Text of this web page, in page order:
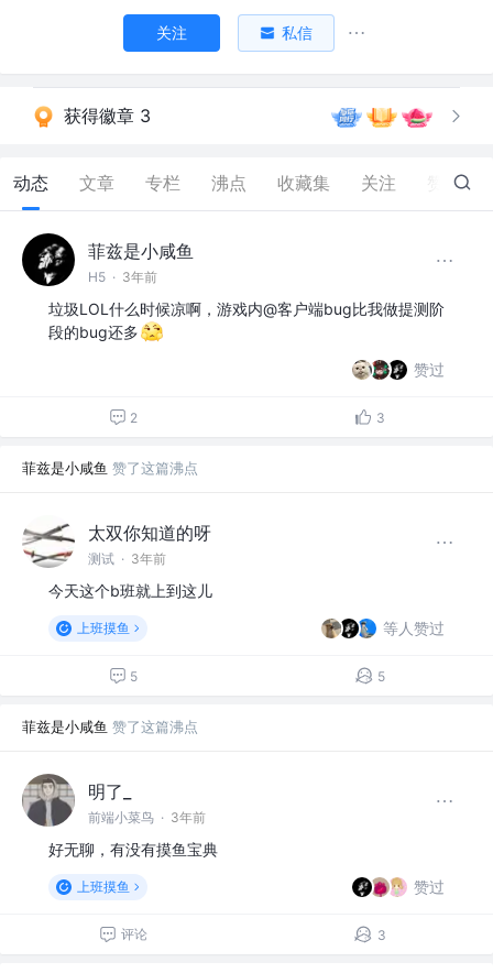
关注 私信
获得徽章 3
动态 文章 专栏 沸点 收藏集 关注 10
菲兹是小咸鱼
H5 · 3年前
垃圾LOL什么时候凉啊，游戏内@客户端bug比我做提测阶
段的bug还多
赞过
2 3
菲兹是小咸鱼 赞了这篇沸点
太双你知道的呀
测试 · 3年前
今天这个b班就上到这儿
上班摸鱼 等人赞过
5 5
菲兹是小咸鱼 赞了这篇沸点
明了_
前端小菜鸟 · 3年前
好无聊，有没有摸鱼宝典
上班摸鱼 赞过
评论 3